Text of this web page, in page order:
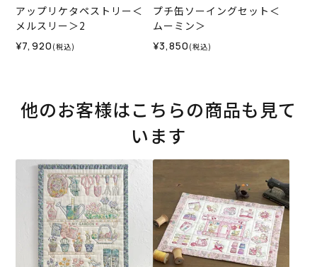
アップリケタペストリー＜
メルスリー＞2
¥7,920 (税込)
プチ缶ソーイングセット＜
ムーミン＞
¥3,850 (税込)
他のお客様はこちらの商品も見て
います